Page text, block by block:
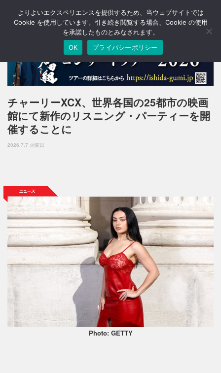
T
o
a
v
i
g
a
n
チャーリーXCX、世界各国の25都市の映画
館にて新作のリスニング・パーティーを開
催することに
2026.7.7 火曜日
Photo: GETTY
よりよいエクスペリエンスを提供するため、当ウェブサイトでは
Cookie を使用しています。引き続き閲覧する場合、Cookie の使用
を承諾したものとみなされます。
OK
プライバシーポリシー